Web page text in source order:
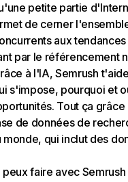
petite partie
de cerner
aux
par le référencement
à l'IA, Semrush
s'impose, pourquoi et
Tout ça grâce
de données de
qui inclut des
faire avec Semrush